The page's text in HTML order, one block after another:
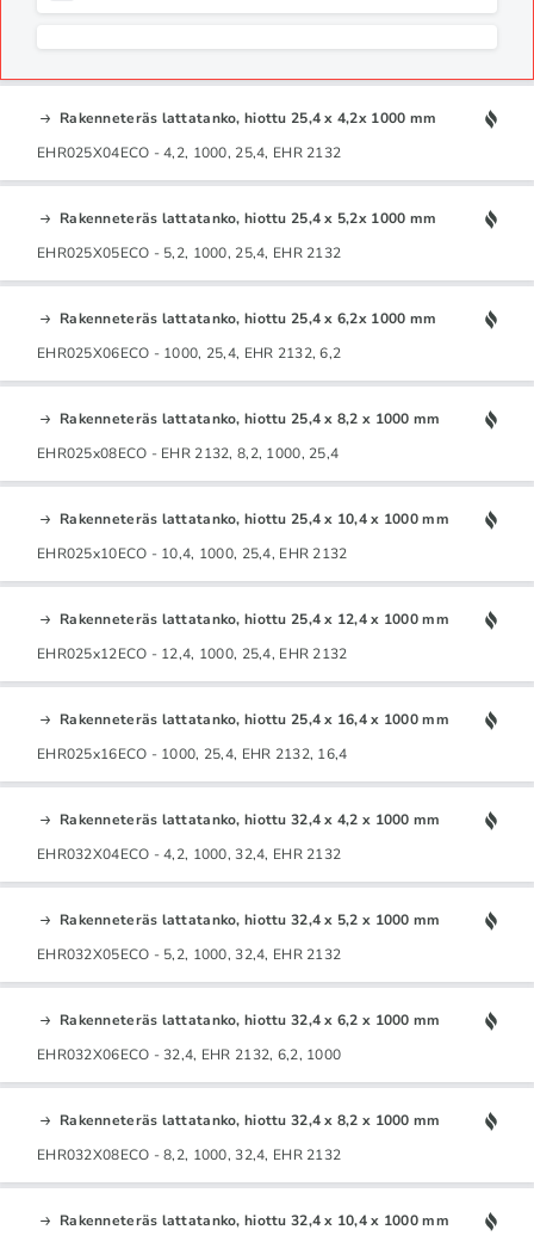
Rakenneteräs lattatanko, hiottu 25,4 x 4,2x 1000 mm
EHR025X04ECO - 4,2, 1000, 25,4, EHR 2132
Rakenneteräs lattatanko, hiottu 25,4 x 5,2x 1000 mm
EHR025X05ECO - 5,2, 1000, 25,4, EHR 2132
Rakenneteräs lattatanko, hiottu 25,4 x 6,2x 1000 mm
EHR025X06ECO - 1000, 25,4, EHR 2132, 6,2
Rakenneteräs lattatanko, hiottu 25,4 x 8,2 x 1000 mm
EHR025x08ECO - EHR 2132, 8,2, 1000, 25,4
Rakenneteräs lattatanko, hiottu 25,4 x 10,4 x 1000 mm
EHR025x10ECO - 10,4, 1000, 25,4, EHR 2132
Rakenneteräs lattatanko, hiottu 25,4 x 12,4 x 1000 mm
EHR025x12ECO - 12,4, 1000, 25,4, EHR 2132
Rakenneteräs lattatanko, hiottu 25,4 x 16,4 x 1000 mm
EHR025x16ECO - 1000, 25,4, EHR 2132, 16,4
Rakenneteräs lattatanko, hiottu 32,4 x 4,2 x 1000 mm
EHR032X04ECO - 4,2, 1000, 32,4, EHR 2132
Rakenneteräs lattatanko, hiottu 32,4 x 5,2 x 1000 mm
EHR032X05ECO - 5,2, 1000, 32,4, EHR 2132
Rakenneteräs lattatanko, hiottu 32,4 x 6,2 x 1000 mm
EHR032X06ECO - 32,4, EHR 2132, 6,2, 1000
Rakenneteräs lattatanko, hiottu 32,4 x 8,2 x 1000 mm
EHR032X08ECO - 8,2, 1000, 32,4, EHR 2132
Rakenneteräs lattatanko, hiottu 32,4 x 10,4 x 1000 mm